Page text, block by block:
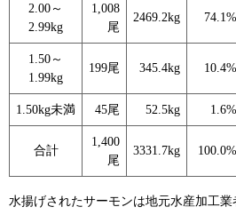
2.00～
2.99kg
1,008
尾
2469.2kg 74.1%
1.50～
1.99kg
199尾 345.4kg 10.4%
1.50kg未満 45尾 52.5kg 1.6%
合計
1,400
尾
3331.7kg 100.0%
水揚げされたサーモンは地元水産加工